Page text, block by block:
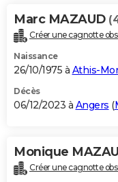
Marc MAZAUD
Créer une cagnotte
Naissance
26/10/1975 à Athis-
Décès
06/12/2023 à Angers (
Monique
Créer une cagnotte